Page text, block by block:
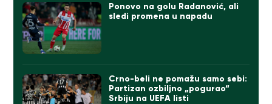
Ponovo na golu Radanović, ali
sledi promena u napadu
Crno-beli ne pomažu samo sebi:
Partizan ozbiljno „pogurao“
Srbiju na UEFA listi